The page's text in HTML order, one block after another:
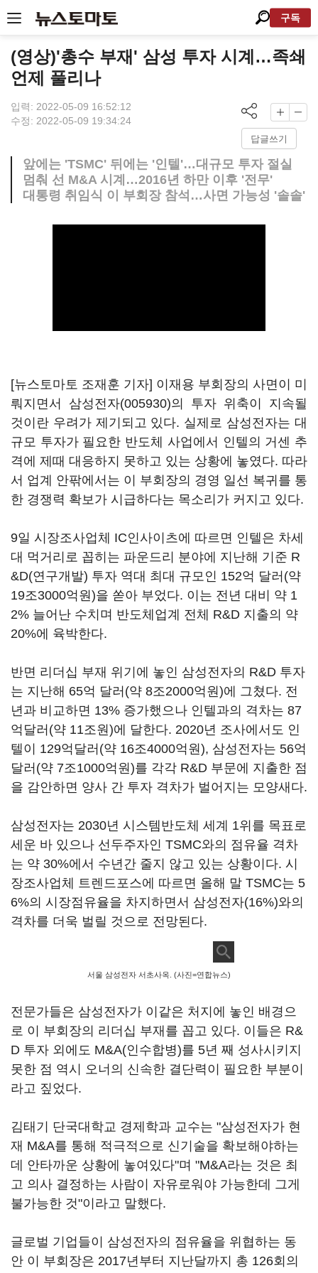
구독
(영상)'총수 부재' 삼성 투자 시계…족쇄
언제 풀리나
입력: 2022-05-09 16:52:12
수정: 2022-05-09 19:34:24
답글쓰기
앞에는 'TSMC' 뒤에는 '인텔'…대규모 투자 절실
멈춰 선 M&A 시계…2016년 하만 이후 '전무'
대통령 취임식 이 부회장 참석…사면 가능성 '솔솔'
[뉴스토마토 조재훈 기자] 이재용 부회장의 사면이 미
뤄지면서 삼성전자(005930)의 투자 위축이 지속될
것이란 우려가 제기되고 있다. 실제로 삼성전자는 대
규모 투자가 필요한 반도체 사업에서 인텔의 거센 추
격에 제때 대응하지 못하고 있는 상황에 놓였다. 따라
서 업계 안팎에서는 이 부회장의 경영 일선 복귀를 통
한 경쟁력 확보가 시급하다는 목소리가 커지고 있다.
9일 시장조사업체 IC인사이츠에 따르면 인텔은 차세
대 먹거리로 꼽히는 파운드리 분야에 지난해 기준 R
&D(연구개발) 투자 역대 최대 규모인 152억 달러(약
19조3000억원)을 쏟아 부었다. 이는 전년 대비 약 1
2% 늘어난 수치며 반도체업계 전체 R&D 지출의 약
20%에 육박한다.
반면 리더십 부재 위기에 놓인 삼성전자의 R&D 투자
는 지난해 65억 달러(약 8조2000억원)에 그쳤다. 전
년과 비교하면 13% 증가했으나 인텔과의 격차는 87
억달러(약 11조원)에 달한다. 2020년 조사에서도 인
텔이 129억달러(약 16조4000억원), 삼성전자는 56억
달러(약 7조1000억원)를 각각 R&D 부문에 지출한 점
을 감안하면 양사 간 투자 격차가 벌어지는 모양새다.
삼성전자는 2030년 시스템반도체 세계 1위를 목표로
세운 바 있으나 선두주자인 TSMC와의 점유율 격차
는 약 30%에서 수년간 줄지 않고 있는 상황이다. 시
장조사업체 트렌드포스에 따르면 올해 말 TSMC는 5
6%의 시장점유율을 차지하면서 삼성전자(16%)와의
격차를 더욱 벌릴 것으로 전망된다.
서울 삼성전자 서초사옥. (사진=연합뉴스)
전문가들은 삼성전자가 이같은 처지에 놓인 배경으
로 이 부회장의 리더십 부재를 꼽고 있다. 이들은 R&
D 투자 외에도 M&A(인수합병)를 5년 째 성사시키지
못한 점 역시 오너의 신속한 결단력이 필요한 부분이
라고 짚었다.
김태기 단국대학교 경제학과 교수는 "삼성전자가 현
재 M&A를 통해 적극적으로 신기술을 확보해야하는
데 안타까운 상황에 놓여있다"며 "M&A라는 것은 최
고 의사 결정하는 사람이 자유로워야 가능한데 그게
불가능한 것"이라고 말했다.
글로벌 기업들이 삼성전자의 점유율을 위협하는 동
안 이 부회장은 2017년부터 지난달까지 총 126회의